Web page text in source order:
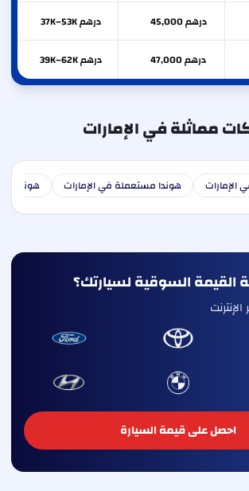
درهم 45,000 درهم 37K–53K
درهم 47,000 درهم 39K–62K
مماثلة في الإمارات
هوندا مستعملة في الإمارات هونداي
القيمة السوقية لسيارتك؟
احصل على قيمة السيارة